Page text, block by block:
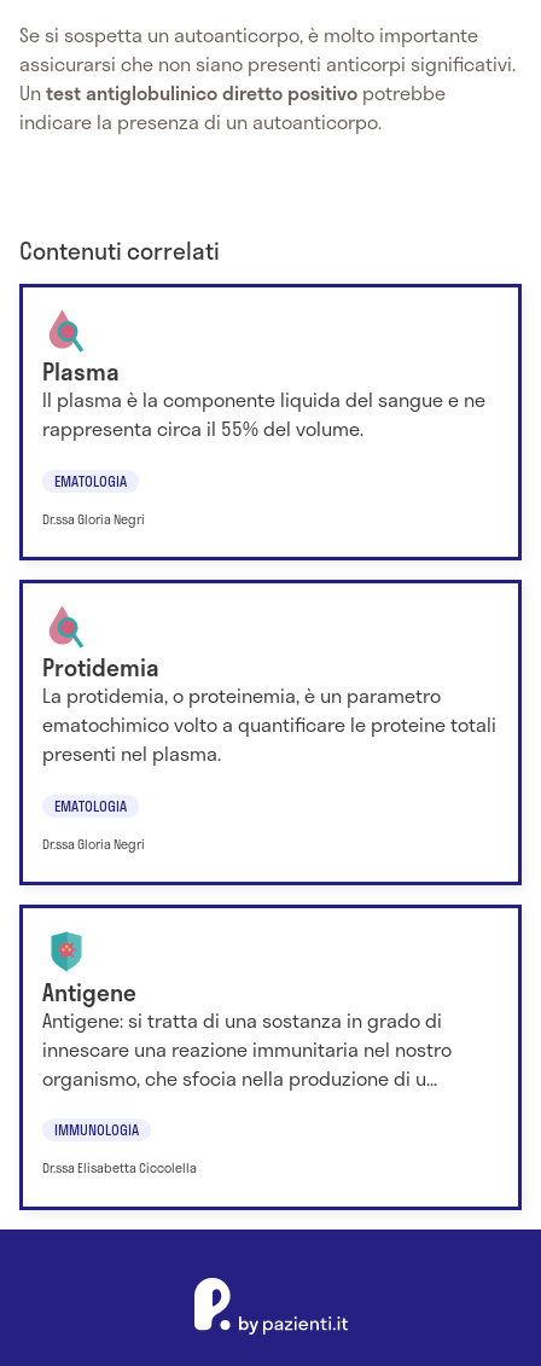
Se si sospetta un autoanticorpo, è molto importante
assicurarsi che non siano presenti anticorpi significativi.
Untest antiglobulinico diretto positivo potrebbe
indicare la presenza di un autoanticorpo.
Contenuti correlati
Plasma
ll plasma è la componente liquida del sangue e ne
rappresenta circa il 55% del volume.
EMATOLOGIA
Dr.ssa Gloria Negri
Protidemia
La protidemia, o proteinemia, è un parametro
ematochimico volto a quantificare le proteine totali
presenti nel plasma.
EMATOLOGIA
Dr.ssa Gloria Negri
Antigene
Antigene: si tratta di una sostanza in grado di
innescare una reazione immunitaria nel nostro
organismo, che sfocia nella produzione di u...
IMMUNOLOGIA
Dr.ssa Elisabetta Ciccolella